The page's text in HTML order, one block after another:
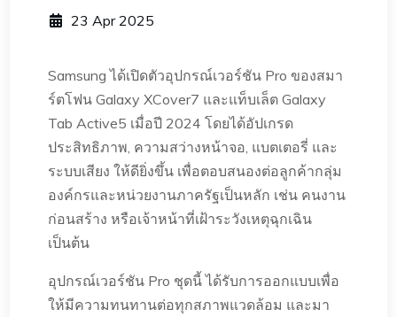
23 Apr 2025
Samsung ได้เปิดตัวอุปกรณ์เวอร์ชัน Pro ของสมา
ร์ตโฟน Galaxy XCover7 และแท็บเล็ต Galaxy
Tab Active5 เมื่อปี 2024 โดยได้อัปเกรด
ประสิทธิภาพ, ความสว่างหน้าจอ, แบตเตอรี่ และ
ระบบเสียง ให้ดียิ่งขึ้น เพื่อตอบสนองต่อลูกค้ากลุ่ม
องค์กรและหน่วยงานภาครัฐเป็นหลัก เช่น คนงาน
ก่อนสร้าง หรือเจ้าหน้าที่เฝ้าระวังเหตุฉุกเฉิน
เป็นต้น
อุปกรณ์เวอร์ชัน Pro ชุดนี้ ได้รับการออกแบบเพื่อ
ให้มีความทนทานต่อทุกสภาพแวดล้อม และมา